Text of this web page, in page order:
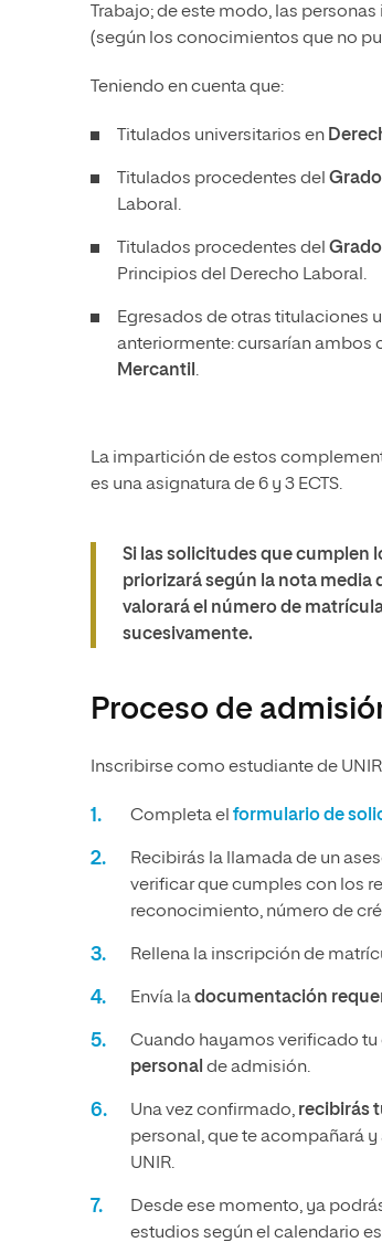
Trabajo; de este modo, las
(según los conocimientos que no
Teniendo en cuenta que:
Titulados universitarios en
Titulados procedentes del
Laboral.
Titulados procedentes del
Principios del Derecho Laboral.
Egresados de otras titulaciones
anteriormente: cursarían ambos
Mercantil .
La impartición de estos
es una asignatura de 6 y 3 ECTS.
Si las solicitudes que cumplen
priorizará según la nota media
valorará el número de
sucesivamente.
Proceso de
Inscribirse como estudiante de
Completa el formulario de
Recibirás la llamada de un
verificar que cumples con los
reconocimiento, número de
Rellena la inscripción de
Envía ladocumentación
Cuando hayamos verificado
personal de admisión.
Una vez confirmado, recibirás
personal, que te acompañará
UNIR.
Desde ese momento, ya
estudios según el calendario